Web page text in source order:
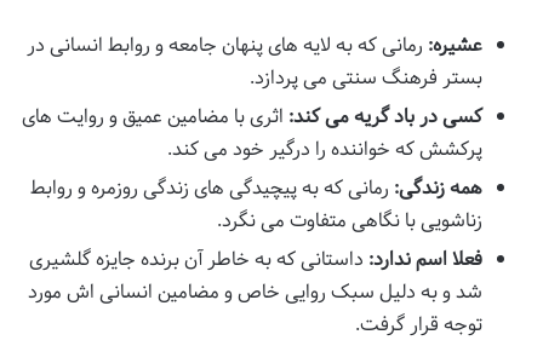
عشیره: رمانی که به لایه های پنهان جامعه و روابط انسانی در
بستر فرهنگ سنتی می پردازد.
کسی در باد گریه می کند: اثری با مضامین عمیق و روایت های
پرکشش که خواننده را درگیر خود می کند.
همه زندگی: رمانی که به پیچیدگی های زندگی روزمره و روابط
زناشویی با نگاهی متفاوت می نگرد.
فعلا اسم ندارد: داستانی که به خاطر آن برنده جایزه گلشیری
شد و به دلیل سبک روایی خاص و مضامین انسانی اش مورد
توجه قرار گرفت.